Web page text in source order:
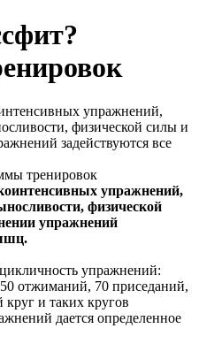
упражнений,
физической силы и
задействуются все
упражнений,
физической
упражнений
упражнений:
отжиманий, 70 приседаний,
и таких кругов
дается определенное